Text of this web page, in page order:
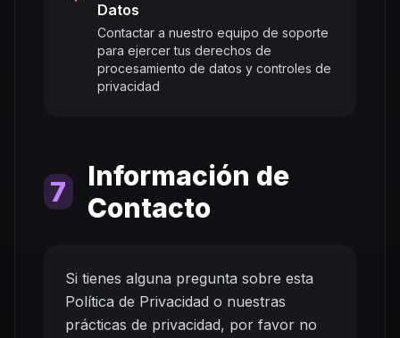
Datos
Contactar a nuestro equipo de soporte
para ejercer tus derechos de
procesamiento de datos y controles de
privacidad
7
Información de
Contacto
Si tienes alguna pregunta sobre esta
Política de Privacidad o nuestras
prácticas de privacidad, por favor no